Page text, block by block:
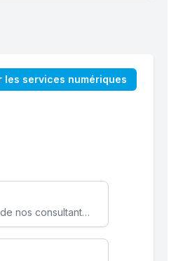
les services numériques
Optimisez votre stratégie informatique avec l'expertise de nos consultants pour améliorer votre efficacité et sécurité.